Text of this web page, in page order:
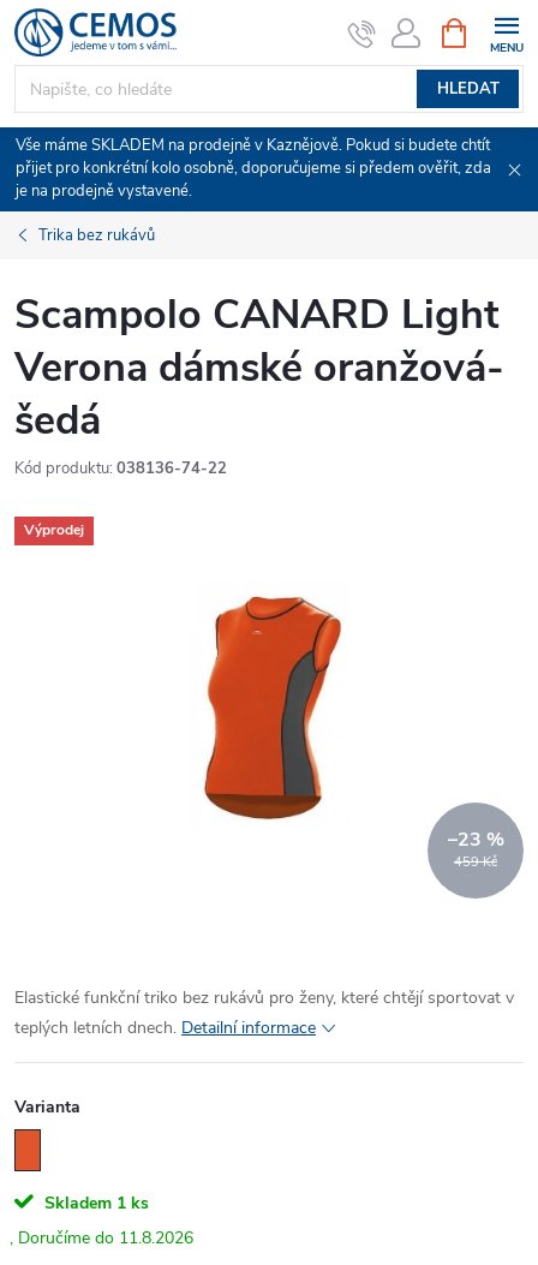
Přejít
na
obsah
HLEDAT
NÁKUPNÍ
KOŠÍK
Vše máme SKLADEM na prodejně v Kaznějově. Pokud si budete chtít
přijet pro konkrétní kolo osobně, doporučujeme si předem ověřit, zda
je na prodejně vystavené.
Trika bez rukávů
Scampolo CANARD Light
Verona dámské oranžová-
šedá
Kód produktu: 038136-74-22
Výprodej
459 Kč
–23 %
Elastické funkční triko bez rukávů pro ženy, které chtějí sportovat v
teplých letních dnech. Detailní informace
Varianta
Skladem 1 ks
11.8.2026